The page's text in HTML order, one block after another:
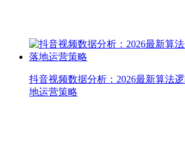
抖音视频数据分析：2026最新算法
地运营策略